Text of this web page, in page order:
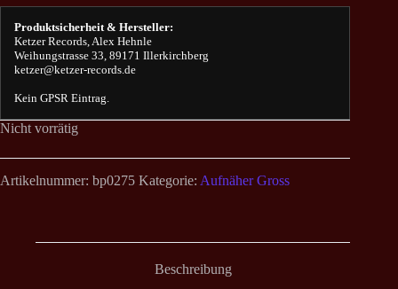
Produktsicherheit & Hersteller:
Ketzer Records, Alex Hehnle
Weihungstrasse 33, 89171 Illerkirchberg
ketzer@ketzer-records.de
Kein GPSR Eintrag.
Nicht vorrätig
Artikelnummer: bp0275 Kategorie: Aufnäher Gross
Beschreibung